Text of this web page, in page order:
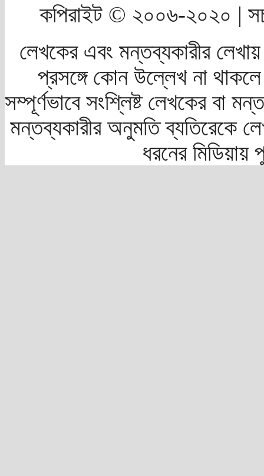
কপিরাইট © ২০০৬-২০২০ |
লেখকের এবং মন্তব্যকারীর
প্রসঙ্গে কোন উল্লেখ না
সম্পূর্ণভাবে সংশ্লিষ্ট লেখকের বা
মন্তব্যকারীর অনুমতি ব্যতিরেকে
ধরনের মিডিয়ায়